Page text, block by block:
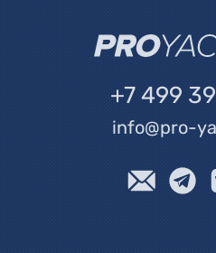
+7 499
info@pro-